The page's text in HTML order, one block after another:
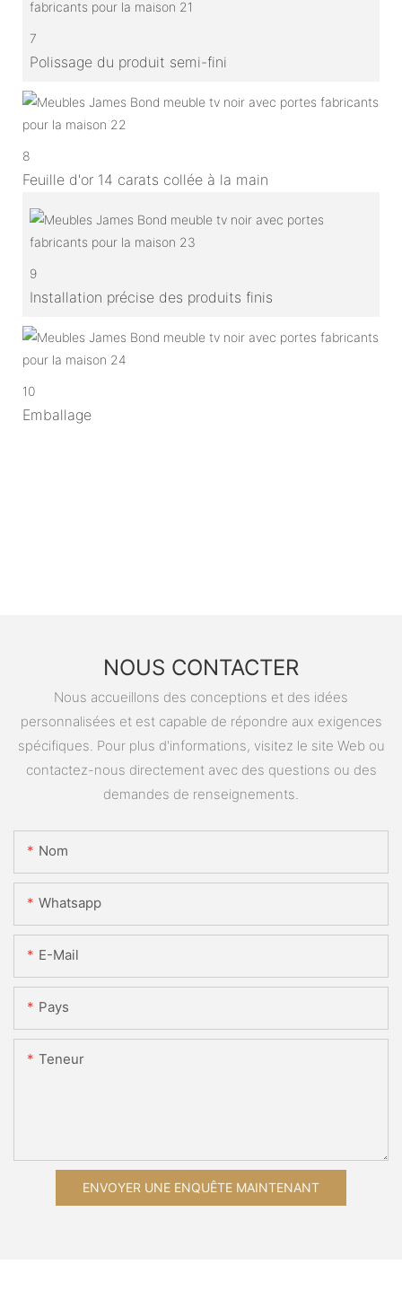
7
Polissage du produit semi-fini
8
Feuille d'or 14 carats collée à la main
9
Installation précise des produits finis
10
Emballage
NOUS CONTACTER
Nous accueillons des conceptions et des idées
personnalisées et est capable de répondre aux exigences
spécifiques. Pour plus d'informations, visitez le site Web ou
contactez-nous directement avec des questions ou des
demandes de renseignements.
Nom
Whatsapp
E-Mail
Pays
Teneur
ENVOYER UNE ENQUÊTE MAINTENANT